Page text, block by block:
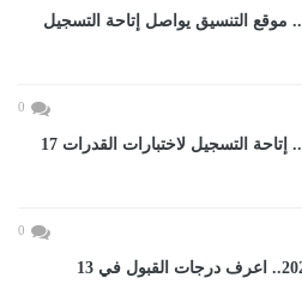
تنسيق الجامعات 2026.. موقع التنسيق يواصل إتاحة التسجيل
0
تنسيق الجامعات 2026.. إتاحة التسجيل لاختبارات القدرات 17
0
تنسيق الثانوى العام 2027.. اعرف درجات القبول في 13